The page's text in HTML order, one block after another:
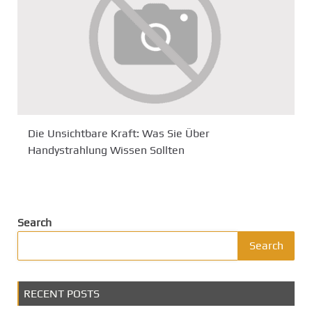
Die Unsichtbare Kraft: Was Sie Über
Handystrahlung Wissen Sollten
Search
Search
RECENT POSTS